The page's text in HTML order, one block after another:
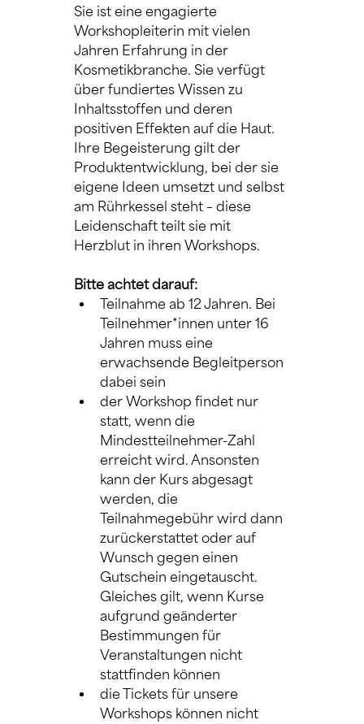
Sie ist eine engagierte
Workshopleiterin mit vielen
Jahren Erfahrung in der
Kosmetikbranche. Sie verfügt
über fundiertes Wissen zu
Inhaltsstoffen und deren
positiven Effekten auf die Haut.
Ihre Begeisterung gilt der
Produktentwicklung, bei der sie
eigene Ideen umsetzt und selbst
am Rührkessel steht – diese
Leidenschaft teilt sie mit
Herzblut in ihren Workshops.
Bitte achtet darauf:
Teilnahme ab 12 Jahren. Bei
Teilnehmer*innen unter 16
Jahren muss eine
erwachsende Begleitperson
dabei sein
der Workshop findet nur
statt, wenn die
Mindestteilnehmer-Zahl
erreicht wird. Ansonsten
kann der Kurs abgesagt
werden, die
Teilnahmegebühr wird dann
zurückerstattet oder auf
Wunsch gegen einen
Gutschein eingetauscht.
Gleiches gilt, wenn Kurse
aufgrund geänderter
Bestimmungen für
Veranstaltungen nicht
stattfinden können
die Tickets für unsere
Workshops können nicht